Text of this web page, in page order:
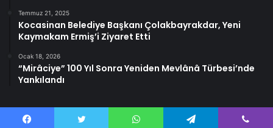
Temmuz 21, 2025
Kocasinan Belediye Başkanı Çolakbayrakdar, Yeni
Kaymakam Ermiş’i Ziyaret Etti
Ocak 18, 2026
“Mirâciye” 100 Yıl Sonra Yeniden Mevlânâ Türbesi’nde
Yankılandı